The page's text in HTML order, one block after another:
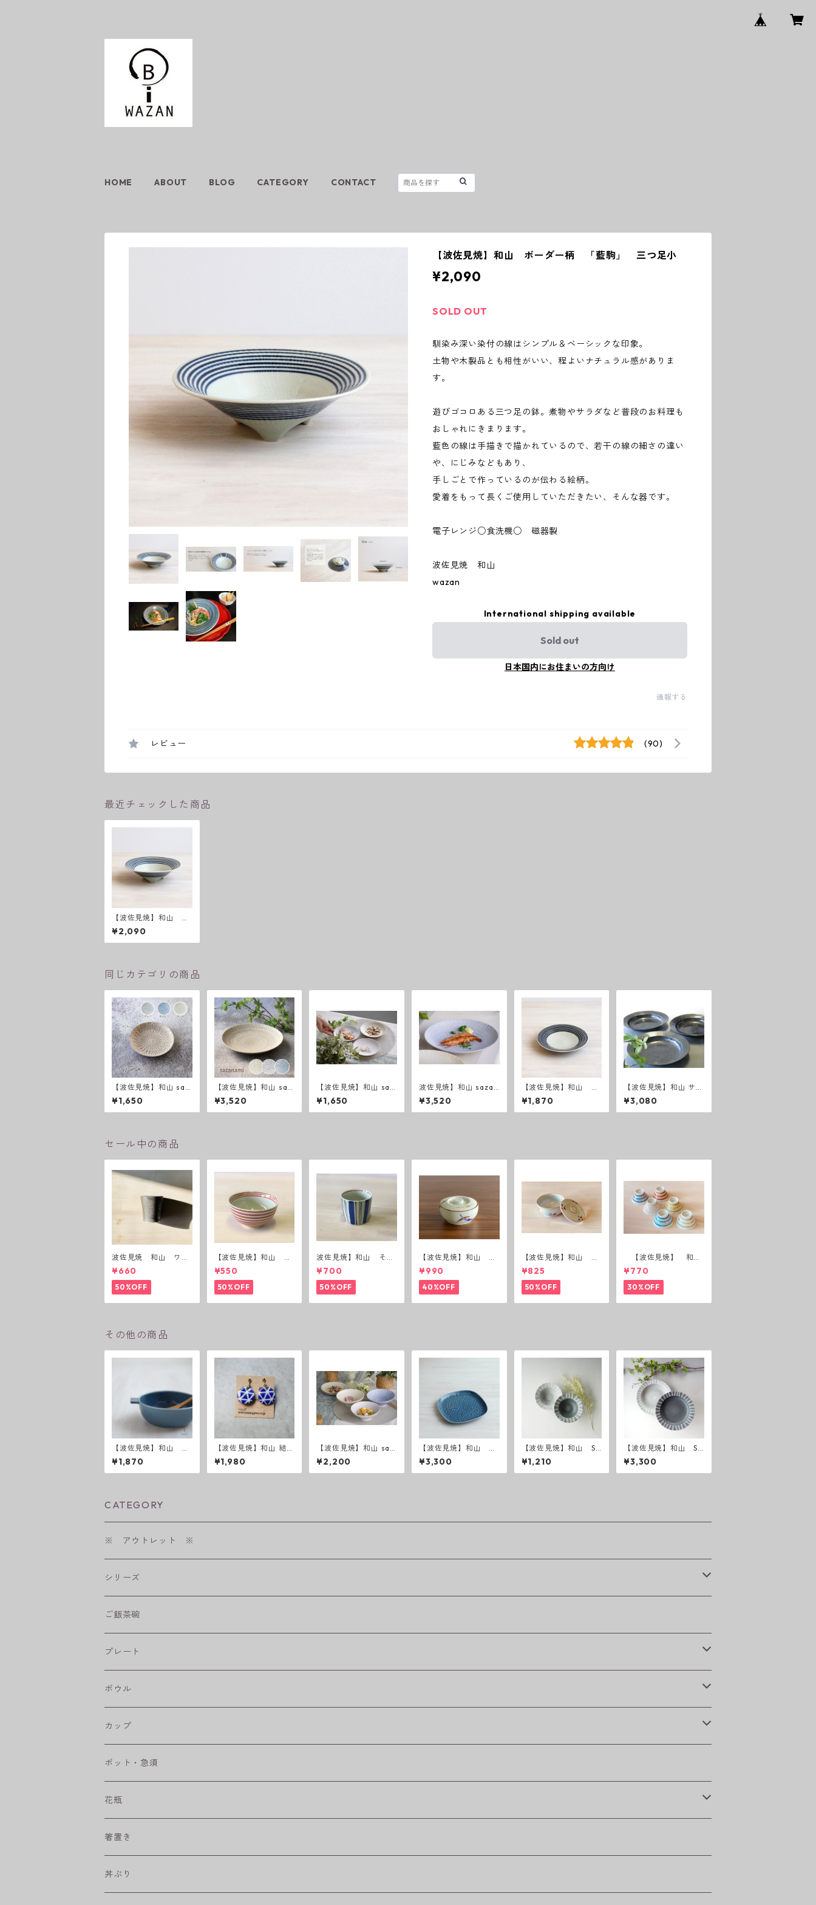
HOME ABOUT BLOG CATEGORY CONTACT
【波佐見焼】和山 ボーダー柄 「藍駒」 三つ足小
¥2,090
SOLD OUT
馴染み深い染付の線はシンプル＆ベーシックな印象。
土物や木製品とも相性がいい、程よいナチュラル感がありま
す。
遊びゴコロある三つ足の鉢。煮物やサラダなど普段のお料理も
おしゃれにきまります。
藍色の線は手描きで描かれているので、若干の線の細さの違い
や、にじみなどもあり、
手しごとで作っているのが伝わる絵柄。
愛着をもって長くご使用していただきたい、そんな器です。
電子レンジ○食洗機○ 磁器製
波佐見焼 和山
wazan
International shipping available
Sold out
日本国内にお住まいの方向け
通報する
レビュー (90)
最近チェックした商品
【波佐見焼】和山 ボ
ーダー柄 「藍駒」
三つ足小
¥2,090
同じカテゴリの商品
【波佐見焼】和山 saz
anami 新色 ５寸皿
¥1,650
【波佐見焼】和山 saz
anami 新色 ７寸皿
¥3,520
【波佐見焼】和山 saz
anami ５寸皿
¥1,650
波佐見焼】和山 sazan
ami ７寸皿
¥3,520
【波佐見焼】和山 ボ
ーダー柄 「藍駒」6
寸皿
¥1,870
【波佐見焼】和山 サビ
カレーパスタ カレー皿
パスタ皿 和モダン シ
ンプル シック おしゃ
¥3,080
セール中の商品
波佐見焼 和山 ワビ
カップ 黒錆 3種(アウ
トレット）
¥660
50%OFF
【波佐見焼】和山 ボ
ーダー茶碗 赤
¥550
50%OFF
波佐見焼】和山 そば
猪口（十草）
¥700
50%OFF
【波佐見焼】和山 蓋
付丸鉢(唐辛子)
¥990
40%OFF
【波佐見焼】和山 蓋
付丸鉢(花絵)
¥825
50%OFF
【波佐見焼】 和
山 広東碗 二色ボー
ダー 全6パターン
¥770
30%OFF
その他の商品
【波佐見焼】和山 Gr
atin Bowl グラタン皿
¥1,870
【波佐見焼】和山 結晶
青 イヤリング・ピア
ス
¥1,980
【波佐見焼】和山 saz
anami 平碗
¥2,200
【波佐見焼】和山 レ
リーフ・フラワーパレ
ード 盛皿 うす瑠璃
¥3,300
【波佐見焼】和山 Sh
abby chic style ボウ
ルS ( ダークグレー
／ ライトグレー ）
¥1,210
【波佐見焼】和山 Sh
abby chic style カレ
ー皿 ( ダークグレー
／ ライトグレー ）
¥3,300
CATEGORY
※ アウトレット ※
シリーズ
shabby chic style
フラワーパレード
八角シリーズ
RONDE
ベベルボウル
プリーツ
藍駒
ワビカップ
ご飯茶碗
プレート
楕円皿
丸皿
長皿
角皿
取皿
盛皿
カレー＆パスタ皿
ボウル
大鉢
中鉢
小鉢
カップ
カップ
マグカップ
フリーカップ
そば猪口
ポット・急須
花瓶
水差し
箸置き
丼ぶり